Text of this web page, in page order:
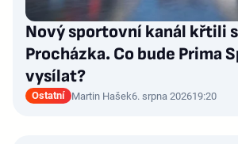
Nový sportovní kanál křtili
Procházka. Co bude Prima
vysílat?
Ostatní Martin Hašek6. srpna 202619:20